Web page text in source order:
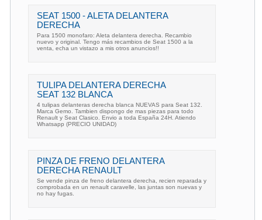
SEAT 1500 - ALETA DELANTERA
DERECHA
Para 1500 monofaro: Aleta delantera derecha. Recambio
nuevo y original. Tengo más recambios de Seat 1500 a la
venta, echa un vistazo a mis otros anuncios!!
TULIPA DELANTERA DERECHA
SEAT 132 BLANCA
4 tulipas delanteras derecha blanca NUEVAS para Seat 132.
Marca Gemo. Tambien dispongo de mas piezas para todo
Renault y Seat Clasico. Envio a toda España 24H. Atiendo
Whatsapp (PRECIO UNIDAD)
PINZA DE FRENO DELANTERA
DERECHA RENAULT
Se vende pinza de freno delantera derecha, recien reparada y
comprobada en un renault caravelle, las juntas son nuevas y
no hay fugas.